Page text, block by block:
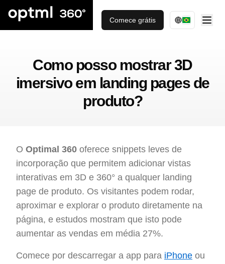
Comece grátis
Como posso mostrar 3D
imersivo em landing pages de
produto?
O Optimal 360 oferece snippets leves de
incorporação que permitem adicionar vistas
interativas em 3D e 360° a qualquer landing
page de produto. Os visitantes podem rodar,
aproximar e explorar o produto diretamente na
página, e estudos mostram que isto pode
aumentar as vendas em média 27%.
Comece por descarregar a app para iPhone ou